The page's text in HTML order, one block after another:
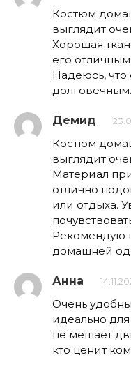
Костюм
выглядит
Хорошая
его
Надеюсь, что
долговечным.
Демид
Костюм
выглядит
Материал
отлично
или отдыха.
Рекомендую
домашней
Анна
Очень
идеально
не мешает
кто ценит